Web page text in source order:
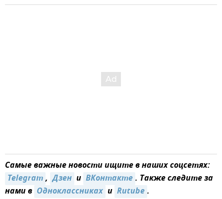
Самые важные новости ищите в наших соцсетях:
Telegram, Дзен и ВКонтакте. Также следите за
нами в Одноклассниках и Rutube.